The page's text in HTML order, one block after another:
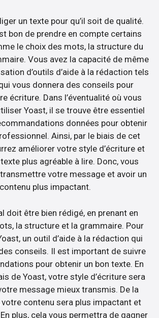
un texte pour qu’il soit de qualité.
bon de prendre en compte certains
le choix des mots, la structure du
Vous avez la capacité de même
d’outils d’aide à la rédaction tels
vous donnera des conseils pour
écriture. Dans l’éventualité où vous
Yoast, il se trouve être essentiel
données pour obtenir
Ainsi, par le biais de cet
améliorer votre style d’écriture et
plus agréable à lire. Donc, vous
votre message et avoir un
contenu plus impactant.
doit être bien rédigé, en prenant en
la structure et la grammaire. Pour
un outil d’aide à la rédaction qui
conseils. Il est important de suivre
pour obtenir un bon texte. En
de Yoast, votre style d’écriture sera
message mieux transmis. De la
contenu sera plus impactant et
plus, cela vous permettra de gagner